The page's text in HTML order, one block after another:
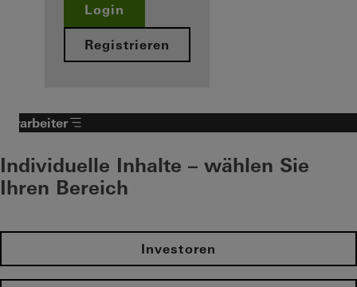
Login
Registrieren
Verarbeiter
Individuelle Inhalte – wählen Sie
Ihren Bereich
Investoren